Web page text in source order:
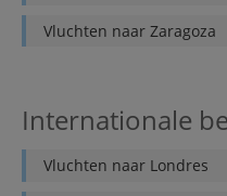
Vluchten naar Zaragoza
Internationale
Vluchten naar Londres